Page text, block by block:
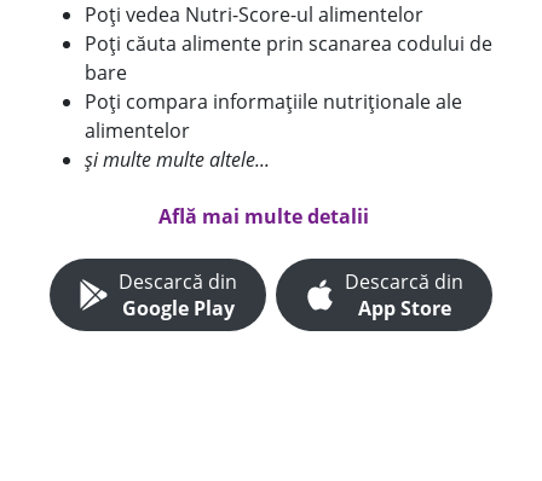
Poți vedea Nutri-Score-ul alimentelor
Poți căuta alimente prin scanarea codului de
bare
Poți compara informațiile nutriționale ale
alimentelor
și multe multe altele...
Află mai multe detalii
Descarcă din
Google Play
Descarcă din
App Store